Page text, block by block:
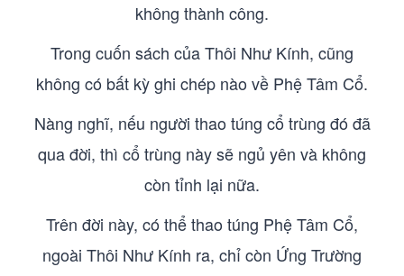
không thành công.
Trong cuốn sách của Thôi Như Kính, cũng
không có bất kỳ ghi chép nào về Phệ Tâm Cổ.
Nàng nghĩ, nếu người thao túng cổ trùng đó đã
qua đời, thì cổ trùng này sẽ ngủ yên và không
còn tỉnh lại nữa.
Trên đời này, có thể thao túng Phệ Tâm Cổ,
ngoài Thôi Như Kính ra, chỉ còn Ứng Trường